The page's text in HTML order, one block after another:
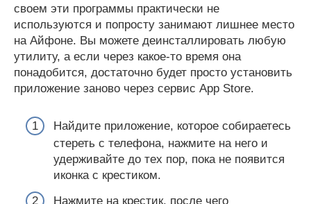
своем эти программы практически не
используются и попросту занимают лишнее место
на Айфоне. Вы можете деинсталлировать любую
утилиту, а если через какое-то время она
понадобится, достаточно будет просто установить
приложение заново через сервис App Store.
Найдите приложение, которое собираетесь
стереть с телефона, нажмите на него и
удерживайте до тех пор, пока не появится
иконка с крестиком.
Нажмите на крестик, после чего